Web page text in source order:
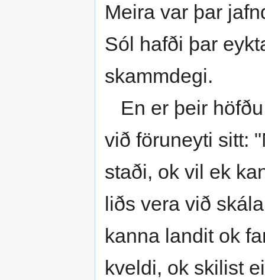
Meira var þar
Sól hafði þar
skammdegi.
En er þeir
við föruneyti sitt:
staði, ok vil ek
liðs vera við
kanna landit ok
kveldi, ok skilist